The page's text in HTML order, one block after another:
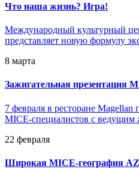
Что наша жизнь? Игра!
Международный культурный
представляет новую формулу
8 марта
Зажигательная презентация
7 февраля в ресторане Magellan
MICE-специалистов с ведущим
22 февраля
Широкая MICE-география